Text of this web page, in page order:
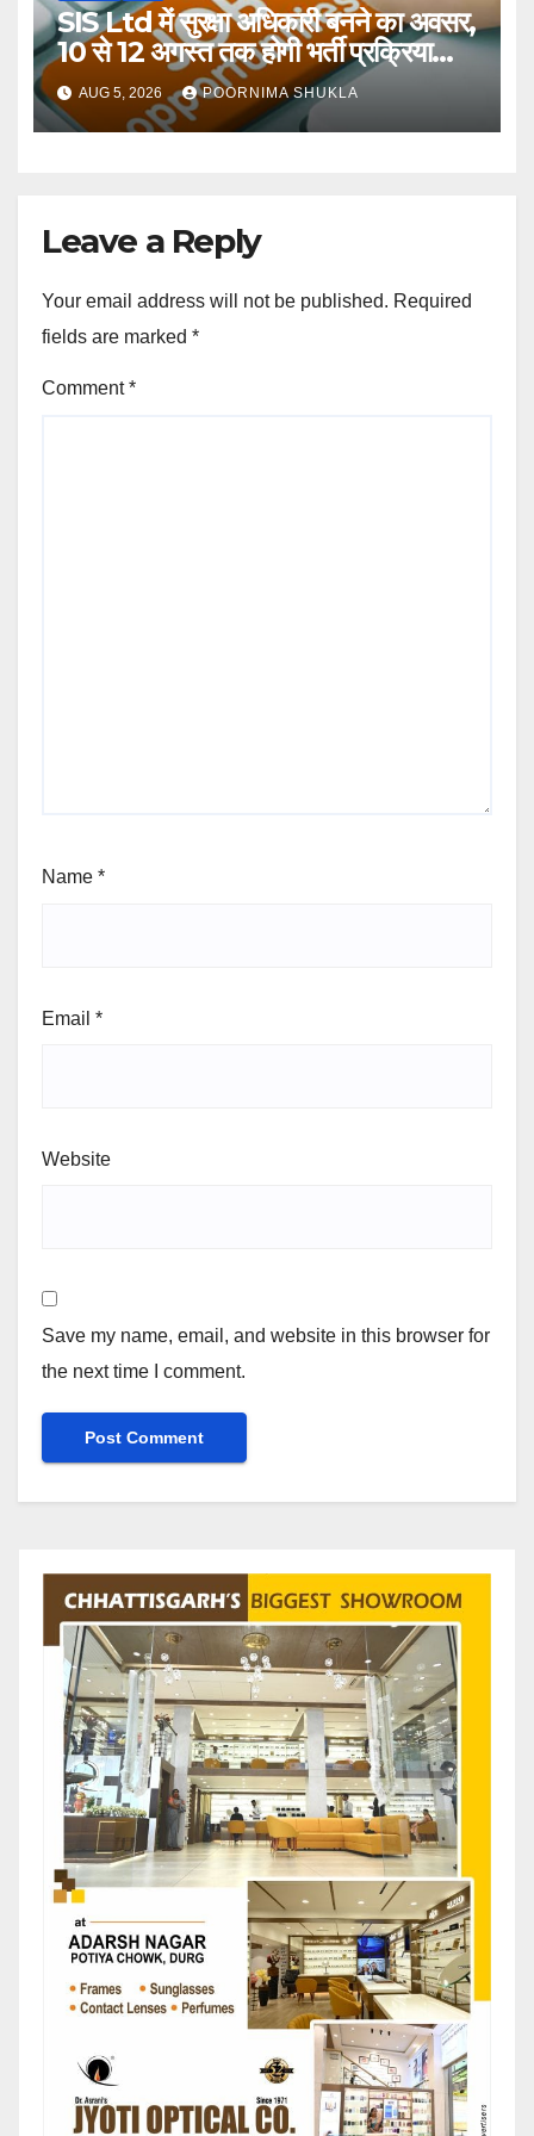
SIS Ltd में सुरक्षा अधिकारी बनने का अवसर,
10 से 12 अगस्त तक होगी भर्ती प्रक्रिया…
AUG 5, 2026 POORNIMA SHUKLA
Leave a Reply
Your email address will not be published. Required
fields are marked *
Comment*
Name *
Email *
Website
Save my name, email, and website in this browser for
the next time I comment.